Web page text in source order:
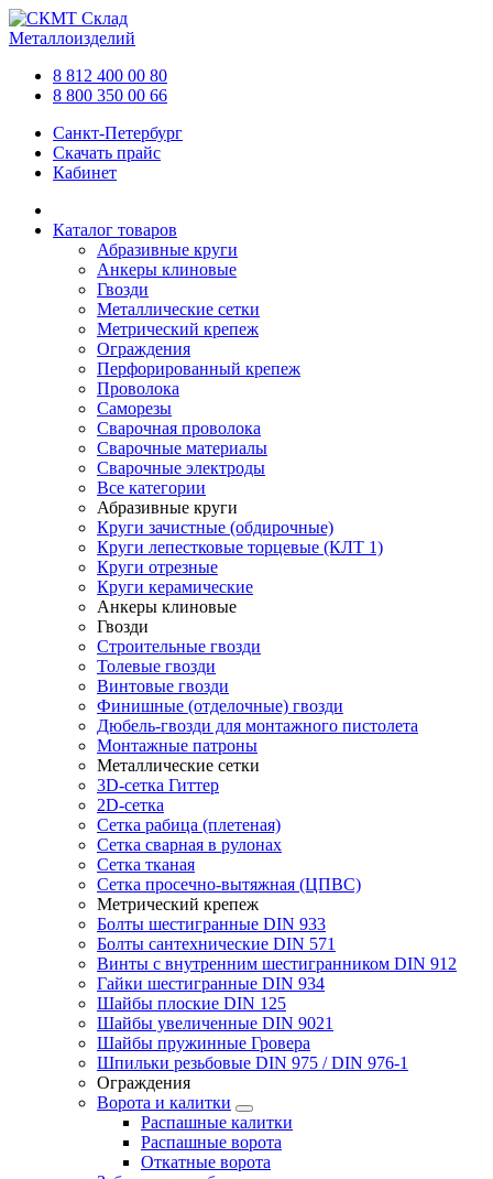
Склад
Металлоизделий
8 812 400 00 80
8 800 350 00 66
Санкт-Петербург
Скачать прайс
Кабинет
Каталог товаров
Абразивные круги
Анкеры клиновые
Гвозди
Металлические сетки
Метрический крепеж
Ограждения
Перфорированный крепеж
Проволока
Саморезы
Сварочная проволока
Сварочные материалы
Сварочные электроды
Все категории
Абразивные круги
Круги зачистные (обдирочные)
Круги лепестковые торцевые (КЛТ 1)
Круги отрезные
Круги керамические
Анкеры клиновые
Гвозди
Строительные гвозди
Толевые гвозди
Винтовые гвозди
Финишные (отделочные) гвозди
Дюбель-гвозди для монтажного пистолета
Монтажные патроны
Металлические сетки
3D-сетка Гиттер
2D-сетка
Сетка рабица (плетеная)
Сетка сварная в рулонах
Сетка тканая
Сетка просечно-вытяжная (ЦПВС)
Метрический крепеж
Болты шестигранные DIN 933
Болты сантехнические DIN 571
Винты с внутренним шестигранником DIN 912
Гайки шестигранные DIN 934
Шайбы плоские DIN 125
Шайбы увеличенные DIN 9021
Шайбы пружинные Гровера
Шпильки резьбовые DIN 975 / DIN 976-1
Ограждения
Ворота и калитки
Распашные калитки
Распашные ворота
Откатные ворота